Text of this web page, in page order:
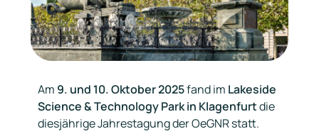
Am 9. und 10. Oktober 2025fand im Lakeside
Science & Technology Park in Klagenfurtdie
diesjährige Jahrestagung der OeGNR statt.